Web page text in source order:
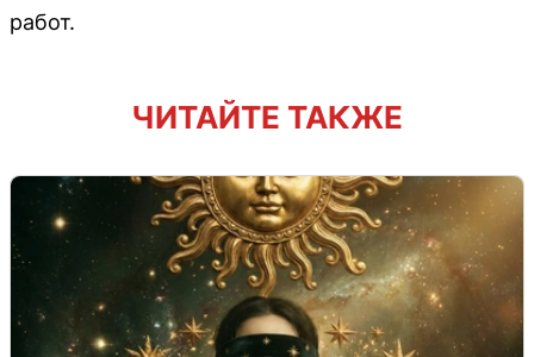
работ.
ЧИТАЙТЕ ТАКЖЕ